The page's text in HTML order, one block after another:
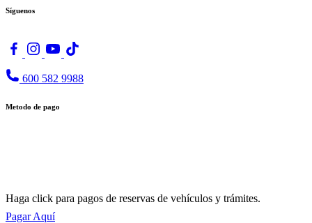
Síguenos
600 582 9988
Metodo de pago
Haga click para pagos de reservas de vehículos y trámites.
Pagar Aquí